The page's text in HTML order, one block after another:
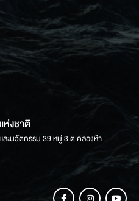
งชาติ
ะนวัตกรรม 39 หมู่ 3 ต.คลองห้า